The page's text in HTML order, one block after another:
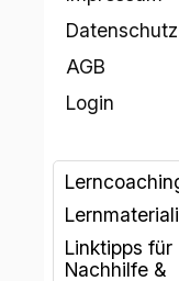
impronta
Protezione
Termini e
Coaching
Materiali